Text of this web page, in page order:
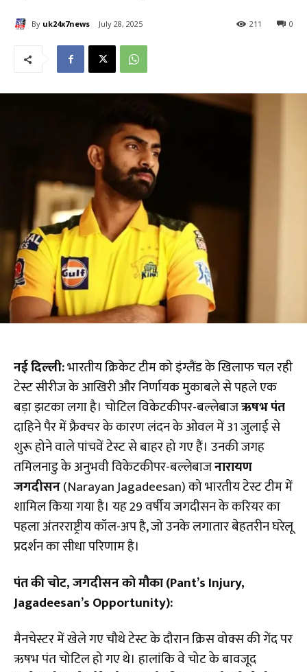
By uk24x7news July 28, 2025 0
211
नई दिल्ली:भारतीय क्रिकेट टीम को इंग्लैंड के खिलाफ चल रही
टेस्ट सीरीज के आखिरी और निर्णायक मुकाबले से पहले एक
बड़ा झटका लगा है। चोटिल विकेटकीपर-बल्लेबाजऋषभ पंत
दाहिने पैर में फ्रैक्चर के कारण लंदन के ओवल में 31 जुलाई से
शुरू होने वाले पांचवें टेस्ट से बाहर हो गए हैं। उनकी जगह
तमिलनाडु के अनुभवी विकेटकीपर-बल्लेबाजनारायण
जगदीसन(Narayan Jagadeesan) को भारतीय टेस्ट टीम में
शामिल किया गया है। यह 29 वर्षीय जगदीसन के करियर का
पहला अंतरराष्ट्रीय कॉल-अप है, जो उनके लगातार बेहतरीन घरेलू
प्रदर्शन का सीधा परिणाम है।
पंत की चोट, जगदीसन को मौका (Pant’s Injury,
Jagadeesan’s Opportunity):
मैनचेस्टर में खेले गए चौथे टेस्ट के दौरान क्रिस वोक्स की गेंद पर
ऋषभ पंत चोटिल हो गए थे। हालांकि वे चोट के बावजूद